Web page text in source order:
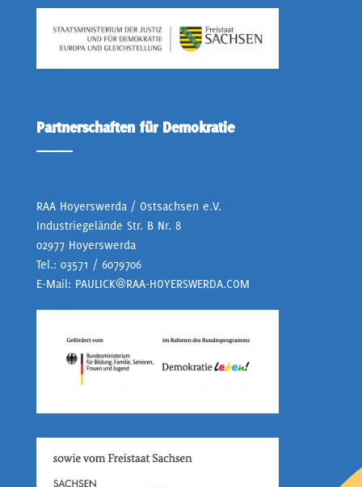
Partnerschaften für Demokratie
RAA Hoyerswerda / Ostsachsen e.V.
Industriegelände Str. B Nr. 8
02977 Hoyerswerda
Tel.: 03571 / 6079706
E-Mail: PAULICK@RAA-HOYERSWERDA.COM